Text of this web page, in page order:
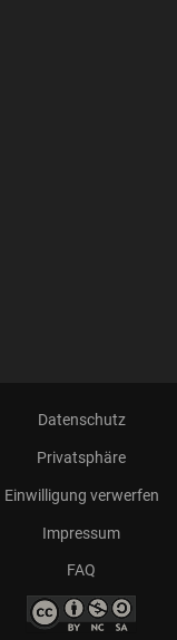
Datenschutz
Privatsphäre
Einwilligung verwerfen
Impressum
FAQ